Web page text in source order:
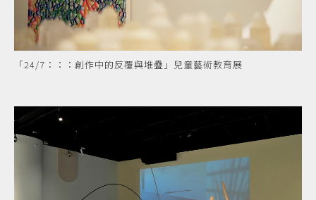
「24/7：：：創作中的反覆與堆疊」兒童藝術教育展